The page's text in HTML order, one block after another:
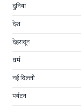
दुनिया
देश
देहरादून
धर्म
नई दिल्ली
पर्यटन